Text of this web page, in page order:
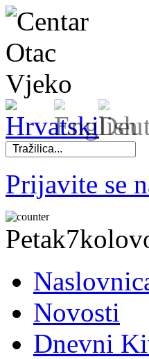
Prijavite se
Petak7
Novosti
Dnevni